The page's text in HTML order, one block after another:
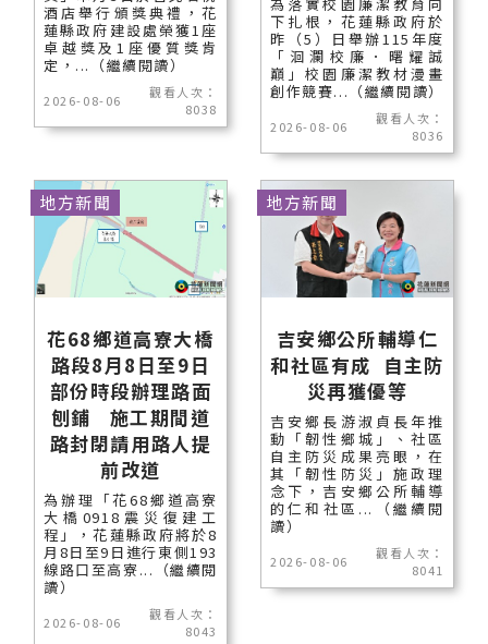
酒店舉行頒獎典禮，花
蓮縣政府建設處榮獲1座
卓越獎及1座優質獎肯
定，...（繼續閱讀）
2026-08-06
觀看人次：
8038
下扎根，花蓮縣政府於
昨（5）日舉辦115年度
「洄瀾校廉．曙耀誠
巔」校園廉潔教材漫畫
創作競賽...（繼續閱讀）
2026-08-06
觀看人次：
8036
花68鄉道高寮大橋
路段8月8日至9日
部份時段辦理路面
刨鋪 施工期間道
路封閉請用路人提
前改道
為辦理「花68鄉道高寮
大橋0918震災復建工
程」，花蓮縣政府將於8
月8日至9日進行東側193
線路口至高寮...（繼續閱
讀）
2026-08-06
觀看人次：
8043
地方新聞
吉安鄉公所輔導仁
和社區有成 自主防
災再獲優等
吉安鄉長游淑貞長年推
動「韌性鄉城」、社區
自主防災成果亮眼，在
其「韌性防災」施政理
念下，吉安鄉公所輔導
的仁和社區...（繼續閱
讀）
2026-08-06
觀看人次：
8041
地方新聞